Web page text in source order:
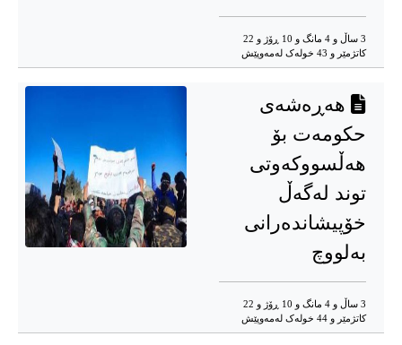
3 ساڵ و 4 مانگ و 10 ڕۆژ و 22
کاتژمێر و 43 خوله‌ک له‌مه‌وپێش‌
هەڕەشەی
حکومەت بۆ
هەڵسووکەوتی
توند لەگەڵ
خۆپیشاندەرانی
بەلووچ
3 ساڵ و 4 مانگ و 10 ڕۆژ و 22
کاتژمێر و 44 خوله‌ک له‌مه‌وپێش‌